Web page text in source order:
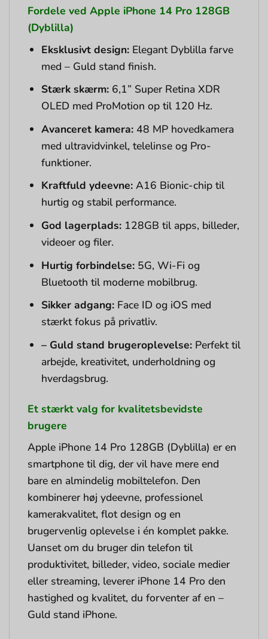
Fordele ved Apple iPhone 14 Pro 128GB
(Dyblilla)
Eksklusivt design:Elegant Dyblilla farve
med – Guld stand finish.
Stærk skærm:6,1” Super Retina XDR
OLED med ProMotion op til 120 Hz.
Avanceret kamera:48 MP hovedkamera
med ultravidvinkel, telelinse og Pro-
funktioner.
Kraftfuld ydeevne:A16 Bionic-chip til
hurtig og stabil performance.
God lagerplads:128GB til apps, billeder,
videoer og filer.
Hurtig forbindelse:5G, Wi-Fi og
Bluetooth til moderne mobilbrug.
Sikker adgang:Face ID og iOS med
stærkt fokus på privatliv.
– Guld stand brugeroplevelse:Perfekt til
arbejde, kreativitet, underholdning og
hverdagsbrug.
Et stærkt valg for kvalitetsbevidste
brugere
Apple iPhone 14 Pro 128GB (Dyblilla) er en
smartphone til dig, der vil have mere end
bare en almindelig mobiltelefon. Den
kombinerer høj ydeevne, professionel
kamerakvalitet, flot design og en
brugervenlig oplevelse i én komplet pakke.
Uanset om du bruger din telefon til
produktivitet, billeder, video, sociale medier
eller streaming, leverer iPhone 14 Pro den
hastighed og kvalitet, du forventer af en –
Guld stand iPhone.